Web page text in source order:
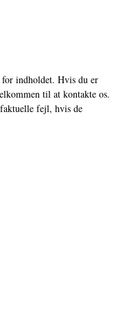
indholdet. Hvis du er
til at kontakte os.
fejl, hvis de